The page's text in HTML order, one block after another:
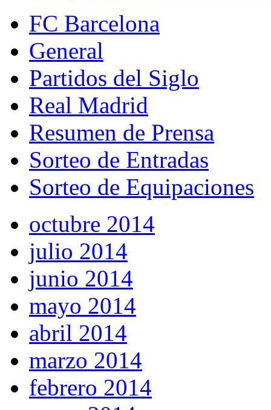
FC Barcelona
General
Partidos del Siglo
Real Madrid
Resumen de Prensa
Sorteo de Entradas
Sorteo de Equipaciones
octubre 2014
julio 2014
junio 2014
mayo 2014
abril 2014
marzo 2014
febrero 2014